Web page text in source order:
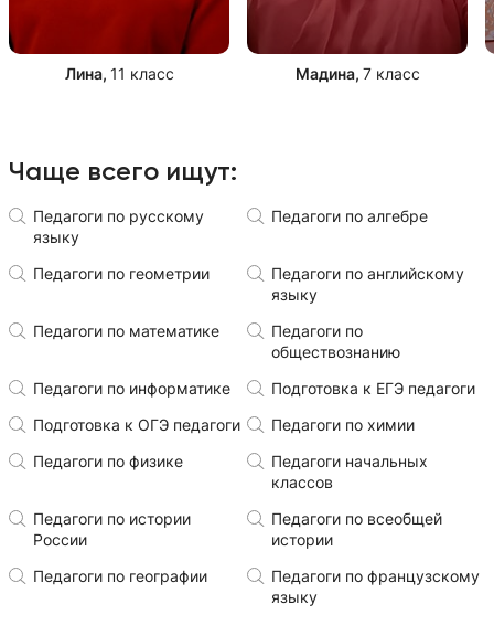
Лина, 11 класс Мадина, 7 класс
Чаще всего ищут:
Педагоги по русскому
языку
Педагоги по алгебре
Педагоги по геометрии
Педагоги по английскому
языку
Педагоги по математике
Педагоги по
обществознанию
Педагоги по информатике
Подготовка к ЕГЭ педагоги
Подготовка к ОГЭ педагоги
Педагоги по химии
Педагоги по физике
Педагоги начальных
классов
Педагоги по истории
России
Педагоги по всеобщей
истории
Педагоги по географии
Педагоги по французскому
языку